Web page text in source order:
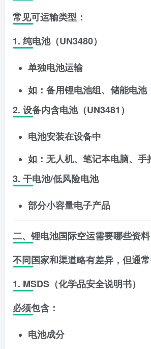
常见可运输类型：
1. 纯电池（UN3480）
单独电池运输
如：备用锂电池组、储能电池
2. 设备内含电池（UN3481）
电池安装在设备中
如：无人机、笔记本电脑、手
3. 干电池/低风险电池
部分小容量电子产品
二、锂电池国际空运需要哪些资料
不同国家和渠道略有差异，但通
1. MSDS（化学品安全说明书）
必须包含：
电池成分